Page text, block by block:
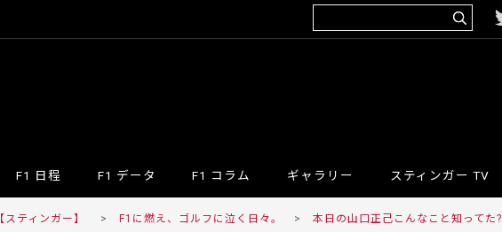
F1 日程 F1 データ F1 コラム ギャラリー スティンガー TV
ティンガー】 > F1に燃え、ゴルフに泣く日々。 > 本日の山口正己 こんなこと知ってた?